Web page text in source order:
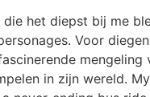
het diepst bij me
Voor
in zijn wereld.